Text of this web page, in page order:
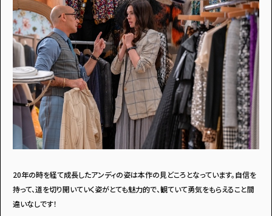
20年の時を経て成長したアンディの姿は本作の見どころとなっています。自信を
持って、道を切り開いていく姿がとても魅力的で、観ていて勇気をもらえること間
違いなしです！